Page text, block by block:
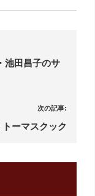
池田昌子のサ
次の記事:
トーマスクック